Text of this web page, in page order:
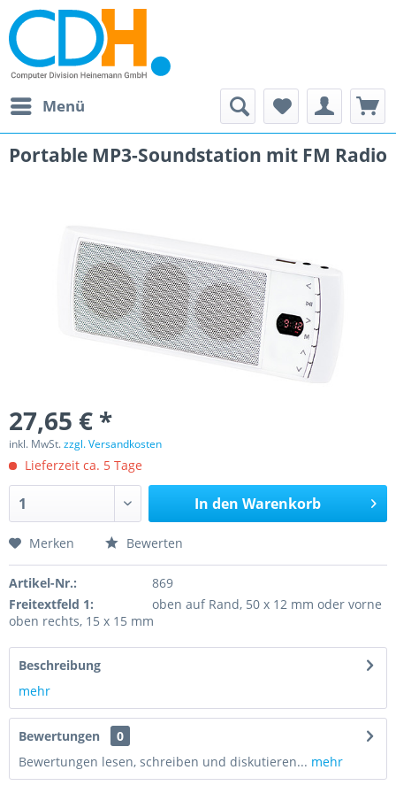
Menü
Portable MP3-Soundstation mit FM Radio
27,65 € *
inkl. MwSt.zzgl. Versandkosten
Lieferzeit ca. 5 Tage
In den Warenkorb
Merken Bewerten
Artikel-Nr.:
869
Freitextfeld 1:
oben auf Rand, 50 x 12 mm oder vorne
oben rechts, 15 x 15 mm
Beschreibung
mehr
Bewertungen
0
Bewertungen lesen, schreiben und diskutieren... mehr